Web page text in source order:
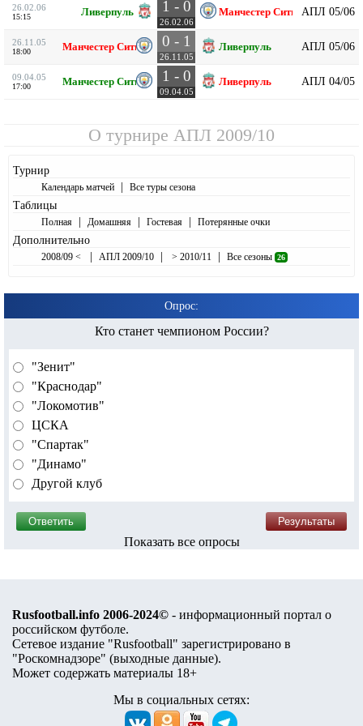
26.02.06
15:15 Ливерпуль 1 - 0
26.02.06
Манчестер Сити АПЛ 05/06
26.11.05
18:00 Манчестер Сити 0 - 1
26.11.05
Ливерпуль АПЛ 05/06
09.04.05
17:00 Манчестер Сити 1 - 0
09.04.05
Ливерпуль АПЛ 04/05
О турнире АПЛ 2009/10
Турнир
Календарь матчей | Все туры сезона
Таблицы
Полная | Домашняя | Гостевая | Потерянные очки
Дополнительно
2008/09 < | АПЛ 2009/10 | > 2010/11 | Все сезоны 26
Опрос:
Кто станет чемпионом России?
"Зенит"
"Краснодар"
"Локомотив"
ЦСКА
"Спартак"
"Динамо"
Другой клуб
Показать все опросы
Rusfootball.info 2006-2024© - информационный портал о
российском футболе.
Сетевое издание "Rusfootball" зарегистрировано в
"Роскомнадзоре" (выходные данные).
Может содержать материалы 18+
Мы в социальных сетях: